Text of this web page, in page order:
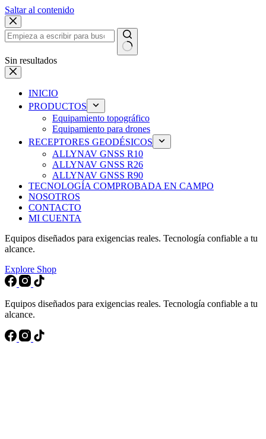
Saltar al contenido
Sin resultados
INICIO
PRODUCTOS
Equipamiento topográfico
Equipamiento para drones
RECEPTORES GEODÉSICOS
ALLYNAV GNSS R10
ALLYNAV GNSS R26
ALLYNAV GNSS R90
TECNOLOGÍA COMPROBADA EN CAMPO
NOSOTROS
CONTACTO
MI CUENTA
Equipos diseñados para exigencias reales. Tecnología confiable a tu
alcance.
Explore Shop
Equipos diseñados para exigencias reales. Tecnología confiable a tu
alcance.